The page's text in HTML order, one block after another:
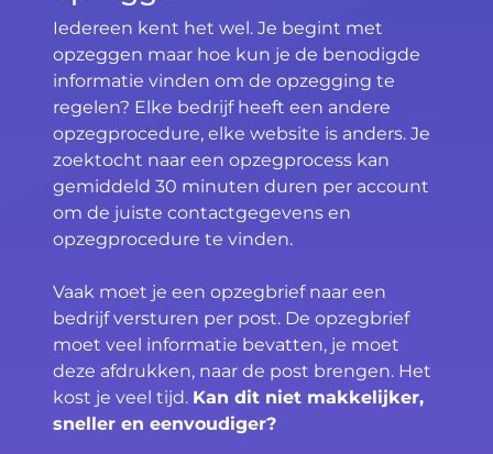
Iedereen kent het wel. Je begint met
opzeggen maar hoe kun je de benodigde
informatie vinden om de opzegging te
regelen? Elke bedrijf heeft een andere
opzegprocedure, elke website is anders. Je
zoektocht naar een opzegprocess kan
gemiddeld 30 minuten duren per account
om de juiste contactgegevens en
opzegprocedure te vinden.
Vaak moet je een opzegbrief naar een
bedrijf versturen per post. De opzegbrief
moet veel informatie bevatten, je moet
deze afdrukken, naar de post brengen. Het
kost je veel tijd. Kan dit niet makkelijker,
sneller en eenvoudiger?